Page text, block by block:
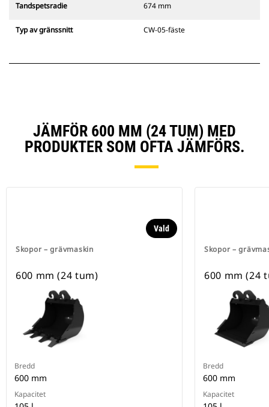
Tandspetsradie 674 mm
Typ av gränssnitt CW-05-fäste
JÄMFÖR 600 MM (24 TUM) MED
PRODUKTER SOM OFTA JÄMFÖRS.
Skopor – grävmaskin
Vald
600 mm (24 tum)
Bredd
600 mm
Kapacitet
Skopor –
600 mm (24
Bredd
600 mm
Kapacitet